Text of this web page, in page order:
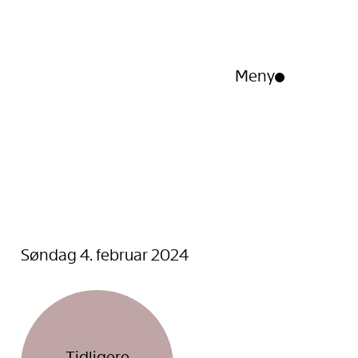
Meny
Åpne/lukk
Søndag 4. februar 2024